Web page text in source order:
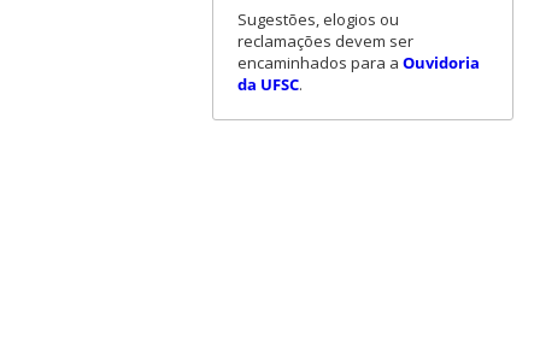
Sugestões, elogios ou
reclamações devem ser
encaminhados para a Ouvidoria
da UFSC.